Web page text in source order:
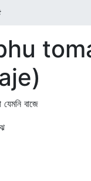
বাজে